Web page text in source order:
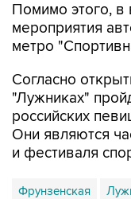
Помимо этого, в
мероприятия
метро
Согласно
"Лужниках"
российских
Они являются
и фестиваля
Фрунзенская